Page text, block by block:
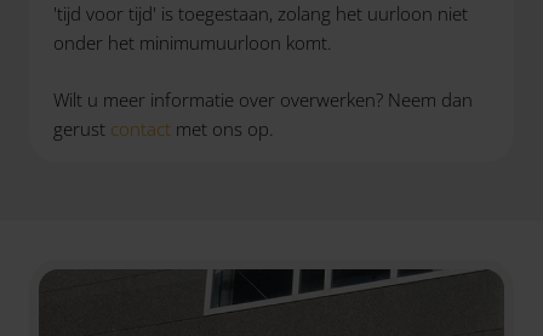
'tijd voor tijd' is toegestaan, zolang het uurloon niet
onder het minimumuurloon komt.
Wilt u meer informatie over overwerken? Neem dan
gerust contact met ons op.